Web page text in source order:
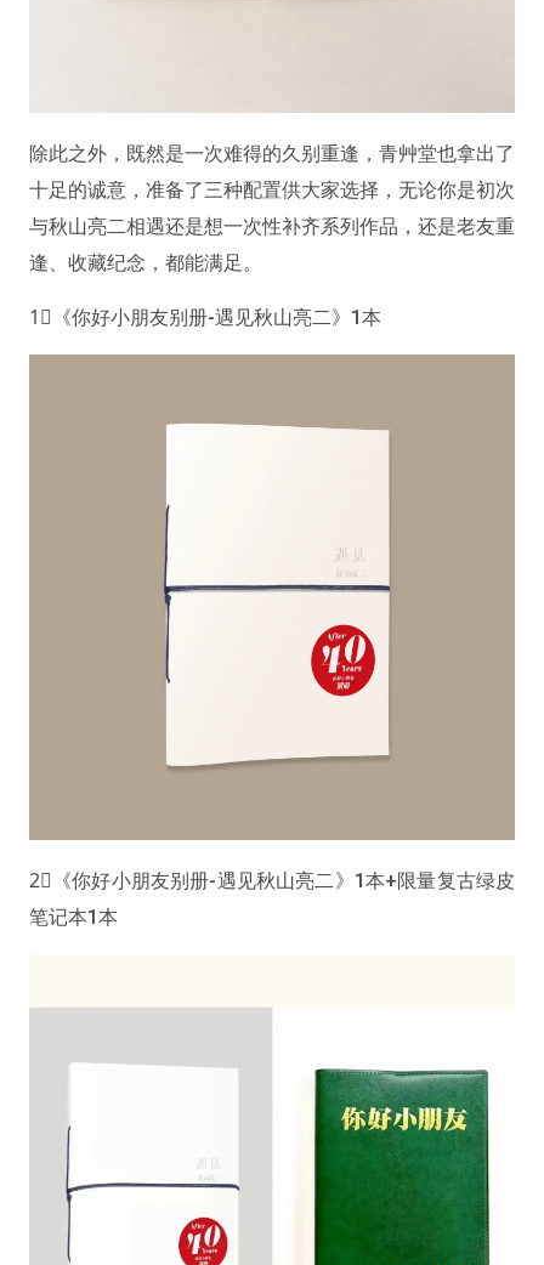
除此之外，既然是一次难得的久别重逢，青艸堂也拿出了
十足的诚意，准备了三种配置供大家选择，无论你是初次
与秋山亮二相遇还是想一次性补齐系列作品，还是老友重
逢、收藏纪念，都能满足。
1⃣️《你好小朋友别册-遇见秋山亮二》1本
2⃣️《你好小朋友别册-遇见秋山亮二》1本+限量复古绿皮
笔记本1本